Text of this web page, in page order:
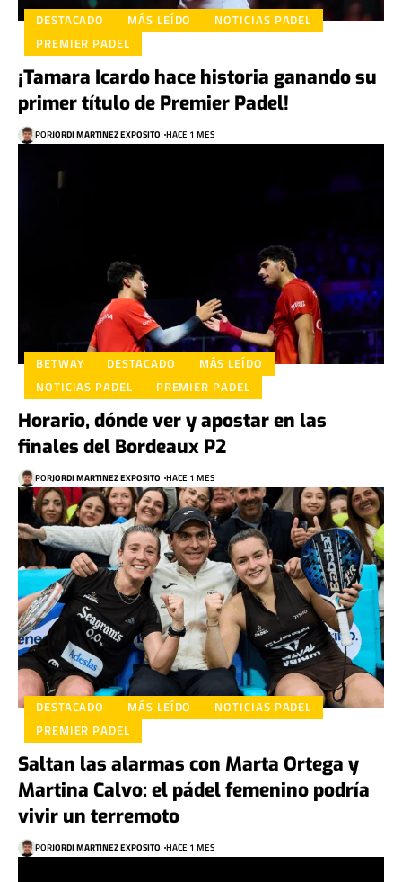
DESTACADO MÁS LEÍDO
NOTICIAS PADEL
PREMIER PADEL
¡Tamara Icardo hace historia ganando su
primer título de Premier Padel!
PORJORDI MARTINEZ EXPOSITO HACE 1 MES
BETWAY DESTACADO
MÁS LEÍDO
NOTICIAS PADEL
PREMIER PADEL
Horario, dónde ver y apostar en las
finales del Bordeaux P2
PORJORDI MARTINEZ EXPOSITO HACE 1 MES
DESTACADO MÁS LEÍDO
NOTICIAS PADEL
PREMIER PADEL
Saltan las alarmas con Marta Ortega y
Martina Calvo: el pádel femenino podría
vivir un terremoto
PORJORDI MARTINEZ EXPOSITO HACE 1 MES